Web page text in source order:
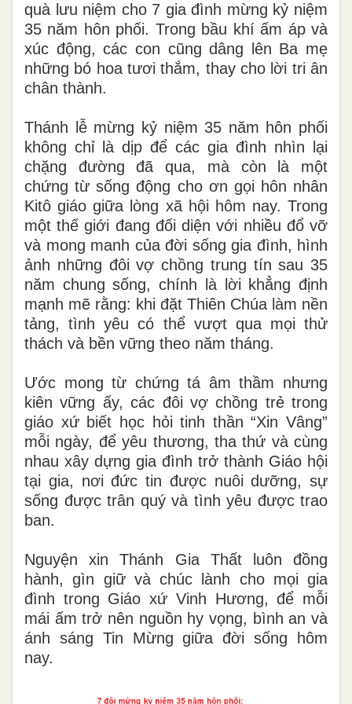
quà lưu niệm cho 7 gia đình mừng kỷ niệm
35 năm hôn phối. Trong bầu khí ấm áp và
xúc động, các con cũng dâng lên Ba mẹ
những bó hoa tươi thắm, thay cho lời tri ân
chân thành.
Thánh lễ mừng kỷ niệm 35 năm hôn phối
không chỉ là dịp để các gia đình nhìn lại
chặng đường đã qua, mà còn là một
chứng từ sống động cho ơn gọi hôn nhân
Kitô giáo giữa lòng xã hội hôm nay. Trong
một thế giới đang đối diện với nhiều đổ vỡ
và mong manh của đời sống gia đình, hình
ảnh những đôi vợ chồng trung tín sau 35
năm chung sống, chính là lời khẳng định
mạnh mẽ rằng: khi đặt Thiên Chúa làm nền
tảng, tình yêu có thể vượt qua mọi thử
thách và bền vững theo năm tháng.
Ước mong từ chứng tá âm thầm nhưng
kiên vững ấy, các đôi vợ chồng trẻ trong
giáo xứ biết học hỏi tinh thần “Xin Vâng”
mỗi ngày, để yêu thương, tha thứ và cùng
nhau xây dựng gia đình trở thành Giáo hội
tại gia, nơi đức tin được nuôi dưỡng, sự
sống được trân quý và tình yêu được trao
ban.
Nguyện xin Thánh Gia Thất luôn đồng
hành, gìn giữ và chúc lành cho mọi gia
đình trong Giáo xứ Vinh Hương, để mỗi
mái ấm trở nên nguồn hy vọng, bình an và
ánh sáng Tin Mừng giữa đời sống hôm
nay.